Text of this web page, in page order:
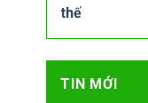
thế
TIN MỚI